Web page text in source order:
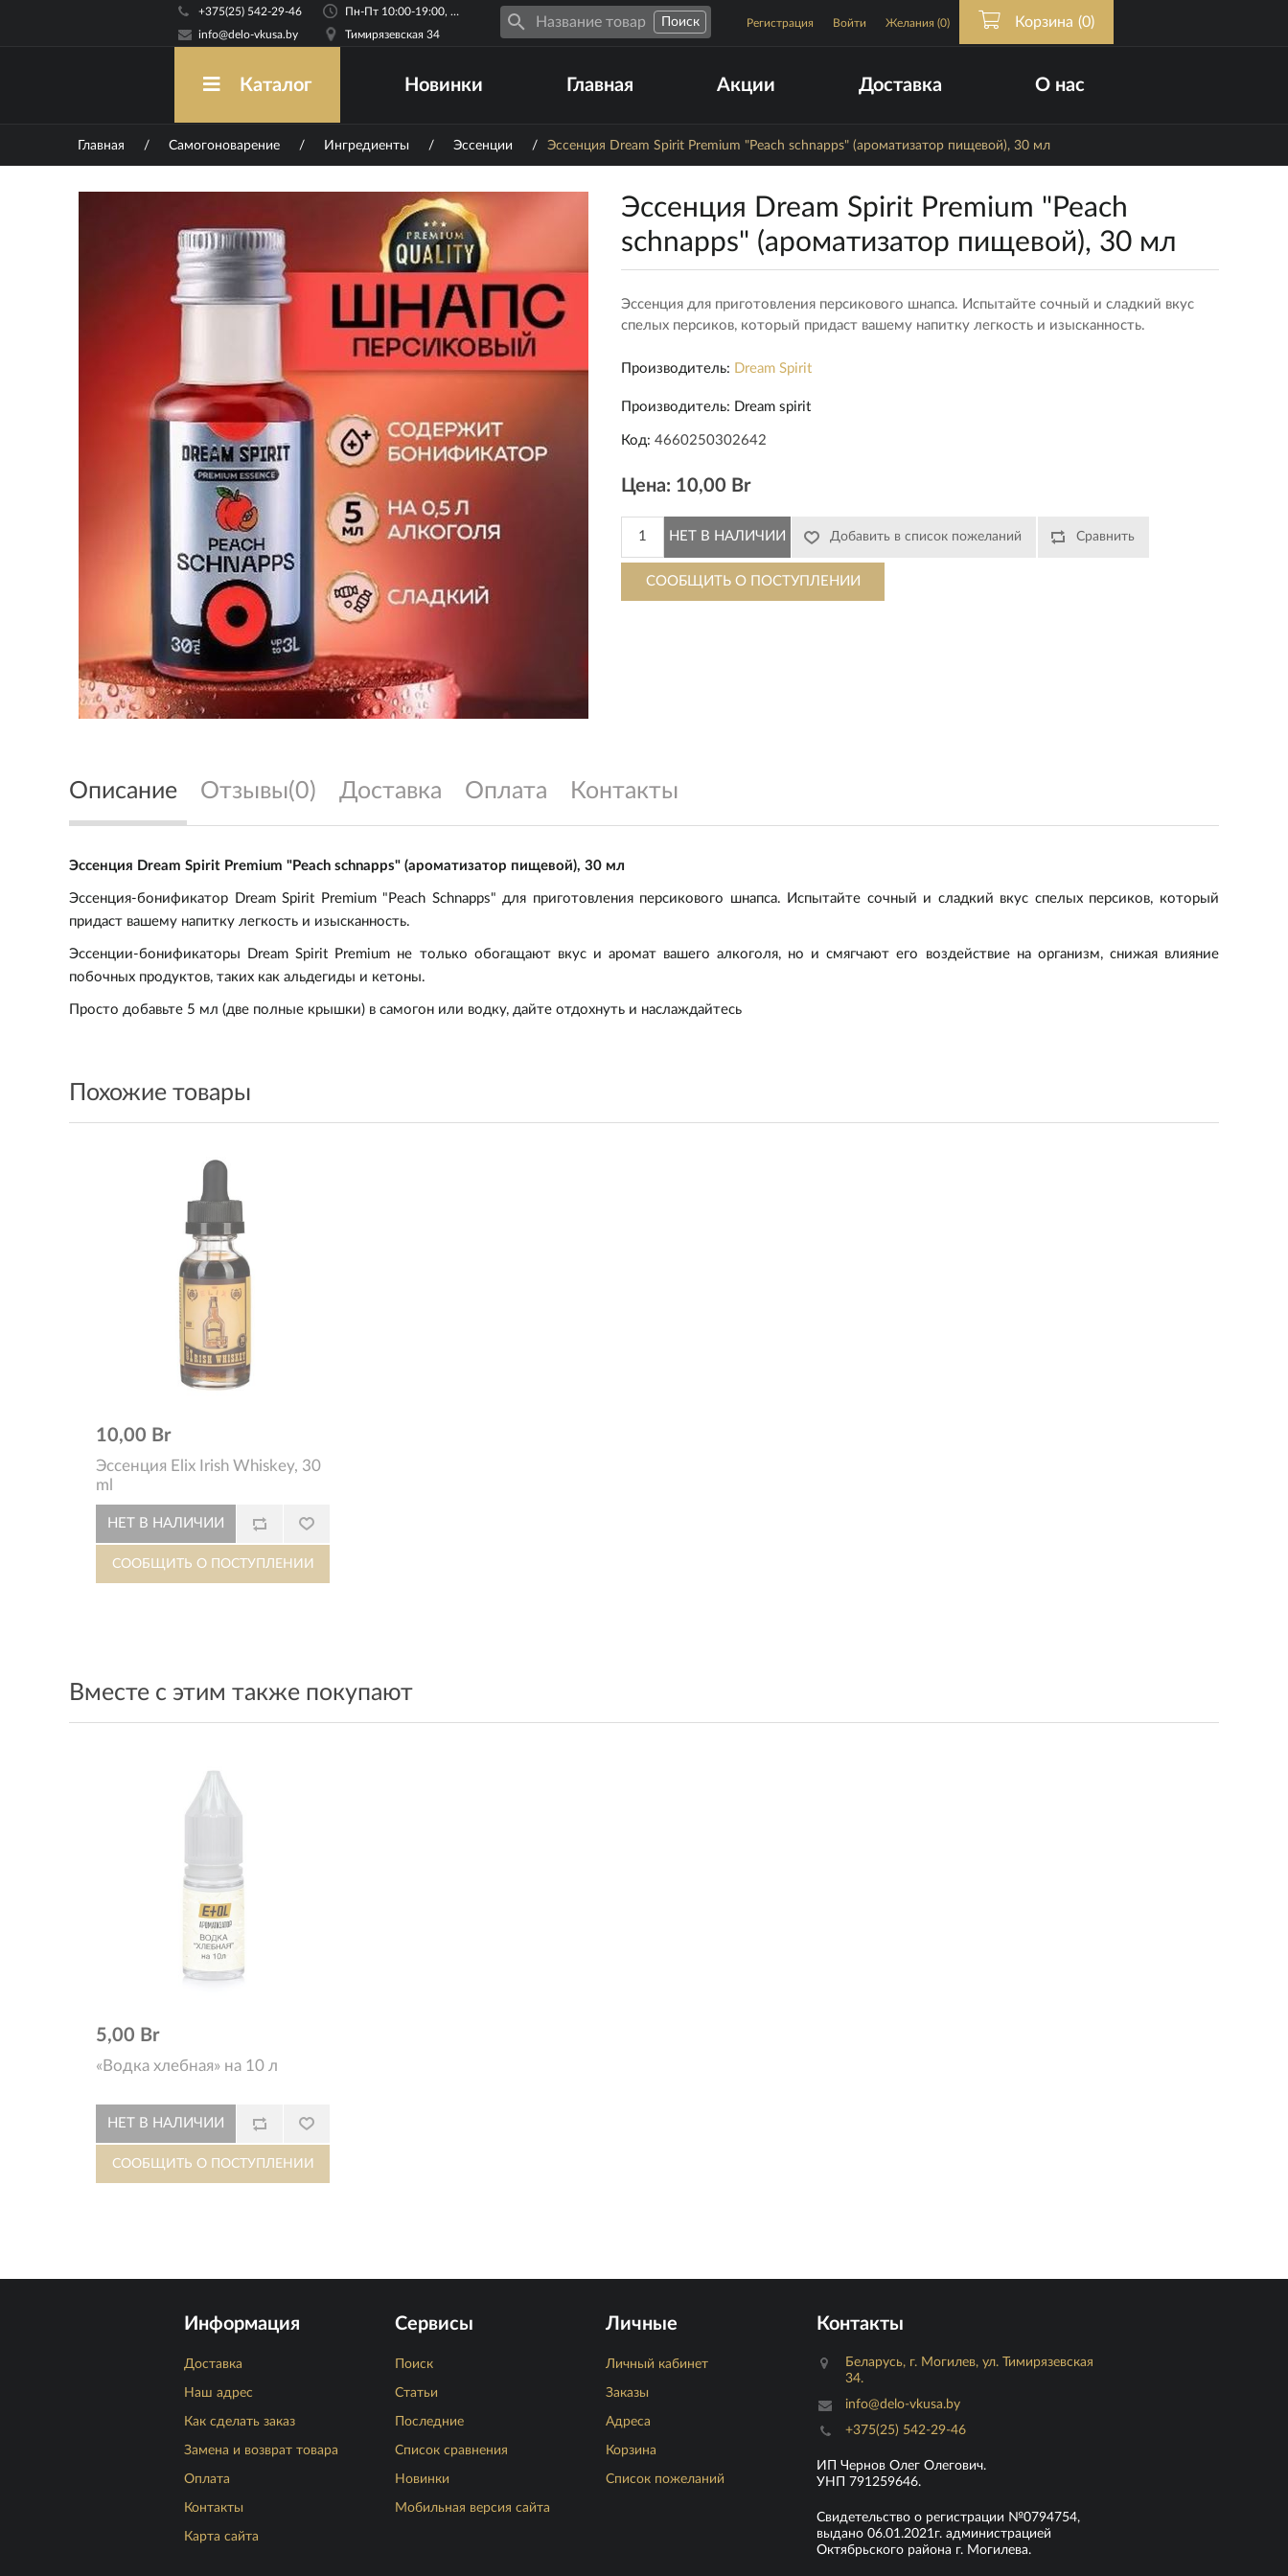
+375(25) 542-29-46
info@delo-vkusa.by
Пн-Пт 10:00-19:00, Сб-Вс 10:00-17:00
Тимирязевская 34
Регистрация Войти Желания (0) Корзина (0)
Каталог Новинки Главная Акции Доставка О нас
Главная / Самогоноварение / Ингредиенты / Эссенции / Эссенция Dream Spirit Premium "Peach schnapps" (ароматизатор пищевой), 30 мл
Эссенция Dream Spirit Premium "Peach
schnapps" (ароматизатор пищевой), 30 мл
Эссенция для приготовления персикового шнапса. Испытайте сочный и сладкий вкус
спелых персиков, который придаст вашему напитку легкость и изысканность.
Производитель: Dream Spirit
Производитель: Dream spirit
Код: 4660250302642
Цена: 10,00 Br
Описание Отзывы(0) Доставка Оплата Контакты
Эссенция Dream Spirit Premium "Peach schnapps" (ароматизатор пищевой), 30 мл
Эссенция-бонификатор Dream Spirit Premium "Peach Schnapps" для приготовления персикового шнапса. Испытайте сочный и сладкий вкус спелых персиков, который
придаст вашему напитку легкость и изысканность.
Эссенции-бонификаторы Dream Spirit Premium не только обогащают вкус и аромат вашего алкоголя, но и смягчают его воздействие на организм, снижая влияние
побочных продуктов, таких как альдегиды и кетоны.
Просто добавьте 5 мл (две полные крышки) в самогон или водку, дайте отдохнуть и наслаждайтесь
Похожие товары
10,00 Br
Эссенция Elix Irish Whiskey, 30
ml
Вместе с этим также покупают
5,00 Br
«Водка хлебная» на 10 л
Информация
Доставка
Наш адрес
Как сделать заказ
Замена и возврат товара
Оплата
Контакты
Карта сайта
Сервисы
Поиск
Статьи
Последние
Список сравнения
Новинки
Мобильная версия сайта
Личные
Личный кабинет
Заказы
Адреса
Корзина
Список пожеланий
Контакты
Беларусь, г. Могилев, ул. Тимирязевская
34.
info@delo-vkusa.by
+375(25) 542-29-46
ИП Чернов Олег Олегович.
УНП 791259646.
Свидетельство о регистрации №0794754,
выдано 06.01.2021г. администрацией
Октябрьского района г. Могилева.